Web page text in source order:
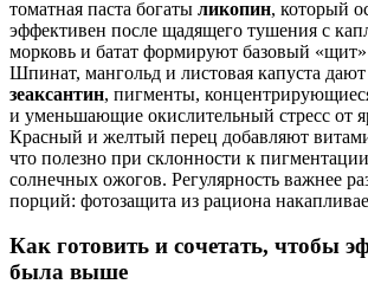
томатная паста богаты ликопин, который
эффективен после щадящего тушения с
морковь и батат формируют базовый
Шпинат, мангольд и листовая капуста дают
зеаксантин, пигменты,
и уменьшающие окислительный стресс от
Красный и желтый перец добавляют
что полезно при склонности к
солнечных ожогов. Регулярность важнее
порций: фотозащита из рациона
Как готовить и сочетать, чтобы
была выше